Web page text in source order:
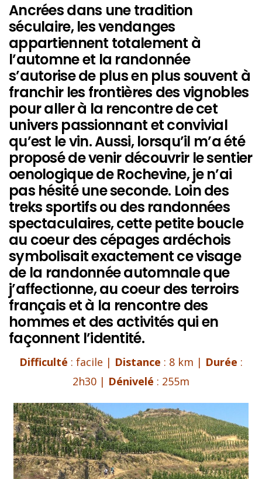
Ancrées dans une tradition
séculaire, les vendanges
appartiennent totalement à
l’automne et la randonnée
s’autorise de plus en plus souvent à
franchir les frontières des vignobles
pour aller à la rencontre de cet
univers passionnant et convivial
qu’est le vin. Aussi, lorsqu’il m’a été
proposé de venir découvrir le sentier
oenologique de Rochevine, je n’ai
pas hésité une seconde. Loin des
treks sportifs ou des randonnées
spectaculaires, cette petite boucle
au coeur des cépages ardéchois
symbolisait exactement ce visage
de la randonnée automnale que
j’affectionne, au coeur des terroirs
français et à la rencontre des
hommes et des activités qui en
façonnent l’identité.
Difficulté : facile | Distance : 8 km | Durée :
2h30 | Dénivelé : 255m